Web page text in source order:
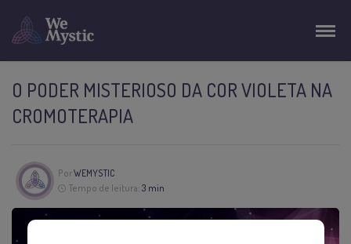
O PODER MISTERIOSO DA COR VIOLETA NA
CROMOTERAPIA
PorWEMYSTIC
Tempo de leitura: 3 min